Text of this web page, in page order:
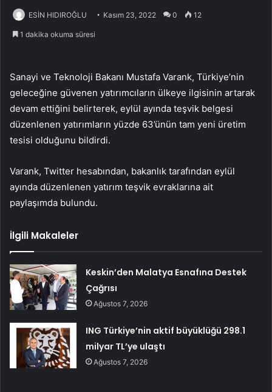
ESİN HIDIROĞLU Kasım 23, 2022 0 12
1 dakika okuma süresi
Sanayi ve Teknoloji Bakanı Mustafa Varank, Türkiye’nin
geleceğine güvenen yatırımcıların ülkeye ilgisinin artarak
devam ettiğini belirterek, eylül ayında teşvik belgesi
düzenlenen yatırımların yüzde 63’ünün tam yeni üretim
tesisi olduğunu bildirdi.
Varank, Twitter hesabından, bakanlık tarafından eylül
ayında düzenlenen yatırım teşvik evraklarına ait
paylaşımda bulundu.
İlgili Makaleler
Keskin’den Malatya Esnafına Destek
Çağrısı
Ağustos 7, 2026
ING Türkiye’nin aktif büyüklüğü 298.1
milyar TL’ye ulaştı
Ağustos 7, 2026